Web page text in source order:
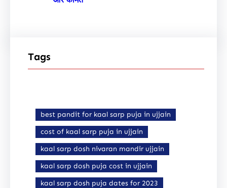
Tags
best pandit for kaal sarp puja in ujjain
cost of kaal sarp puja in ujjain
kaal sarp dosh nivaran mandir ujjain
kaal sarp dosh puja cost in ujjain
kaal sarp dosh puja dates for 2023